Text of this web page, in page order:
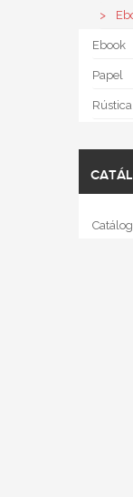
Ebook
Papel
Rústica